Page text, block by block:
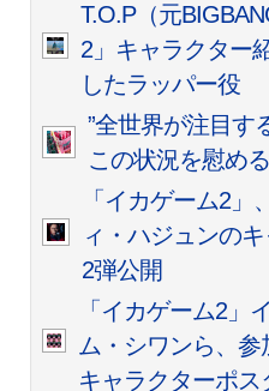
T.O.P（元
2」キャラクター
したラッパー役
”全世界が注目す
この状況を慰め
「イカゲーム2」
ィ・ハジュンの
2弾公開
「イカゲーム2」
ム・シワンら、
キャラクターポス